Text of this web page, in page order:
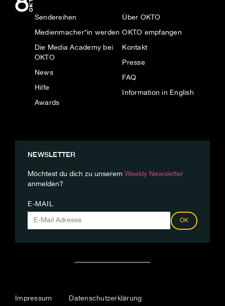
Sendereihen
Medienmacher*in werden
Die Media Academy bei
OKTO
News
Hilfe
Awards
Über OKTO
OKTO empfangen
Kontakt
Presse
FAQ
Information in English
NEWSLETTER
Möchtest du dich zu unserem Weekly Newsletter
anmelden?
E-MAIL
OK
Impressum Datenschutzerklärung